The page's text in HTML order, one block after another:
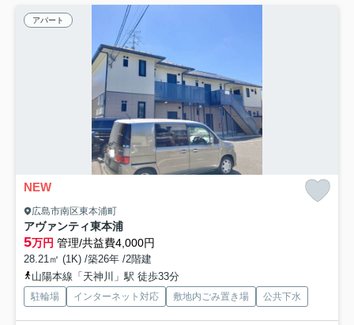
アパート
NEW
広島市南区東本浦町
アヴァンティ東本浦
5万円 管理/共益費4,000円
28.21㎡ (1K) /築26年 /2階建
山陽本線「天神川」駅 徒歩33分
駐輪場 インターネット対応 敷地内ごみ置き場 公共下水